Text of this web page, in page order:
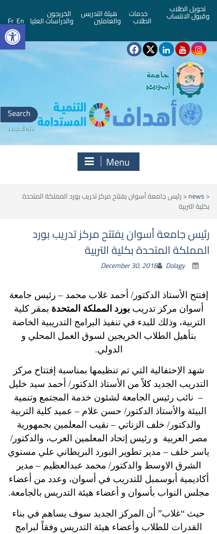
تحويل الطلاب
وقبول الانتساب خدمات
الطلاب
هيئة التدريس
والعاملين
الخريجون
والدراسات العليا En
Fr
Search
for:
Menu
<
news
<رئيس جامعة أسوان يفتتح مركز تدريب بورد المملكة المتحدة
بكلية التربية
رئيس جامعة أسوان يفتتح مركز تدريب بورد
المملكة المتحدة بكلية التربية
December 30, 2018 Dolagy
إفتتح الأستاذ الدكتور/ أحمد غلاب محمد – رئيس جامعة
أسوان مركز تدريببورد المملكة المتحدة بمقر كلية
التربية، وذلك للبدء في تنفيذ البرامج التدريبية الخاصة
بتأهيل الطلاب الخريجين لسوق العمل المحلي و
الدولي.
شهد الاِحتفالية التي تم تنظيمها بمناسبة إفتتاح مركز
التدريب الجديد كلاً من الأستاذ الدكتور/ أحمد سيد خليل
– نائب رئيس الجامعة لشئون خدمة المجتمع وتنمية
البيئة والأستاذ الدكتور/ حسن علام – عميد كلية التربية
والدكتور/ خلف الزناتي – نقيب المعلمين بجمهورية
مصر العربية و رئيس إتحاد المعلمين العرب، والدكتور/
ياسر خلف – مدير تطوير البورد البريطاني علي مستوي
الشرق الاوسط والدكتور/ محمد عبدالعظيم – مدير
أكاديمية أبوسمبل للتدريب في أسوان، وعدد من أعضاء
مجلس النواب بأسوان و أعضاء هيئة التدريس بالجامعة.
حيث “غلاب” أن المركز الجديد سوف يساهم في بناء
القدرات للطلاب وأعضاء هيئة التدريس وفقاً لبرامج